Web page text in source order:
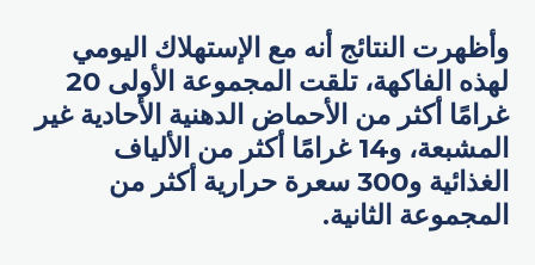
وأظهرت النتائج أنه مع الإستهلاك اليومي
لهذه الفاكهة، تلقت المجموعة الأولى 20
غرامًا أكثر من الأحماض الدهنية الأحادية غير
المشبعة، و14 غرامًا أكثر من الألياف
الغذائية و300 سعرة حرارية أكثر من
المجموعة الثانية.